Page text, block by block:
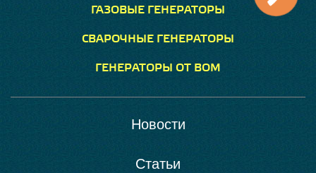
ГАЗОВЫЕ ГЕНЕРАТОРЫ
СВАРОЧНЫЕ ГЕНЕРАТОРЫ
ГЕНЕРАТОРЫ ОТ ВОМ
Новости
Статьи